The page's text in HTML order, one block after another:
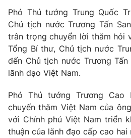
Khán giả
Giải sao mai
Sao
Du lịch
Làm đẹp
Chất lượng cuộc sống
Giáo dục
Tuyển sinh
Học trực tuyến
Công nghệ
Hitech Công nghệ tương lai
Sản phẩm
Thị trường
Tư vấn
Giao lưu trực tuyến
Lịch phát sóng
Phó Thủ tướng Trung Quốc
Chủ tịch nước Trương Tấn
trân trọng chuyển lời thăm hỏi
Tổng Bí thư, Chủ tịch nước
đến Chủ tịch nước Trương
lãnh đạo Việt Nam.
Phó Thủ tướng Trương
chuyến thăm Việt Nam của
với Chính phủ Việt Nam triển
thuận của lãnh đạo cấp cao